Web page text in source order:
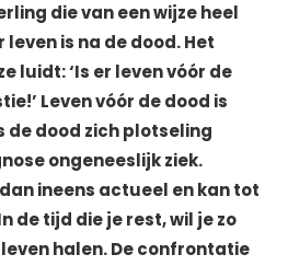
die van een wijze heel
is na de dood. Het
luidt: ‘Is er leven vóór de
Leven vóór de dood is
de dood zich plotseling
ongeneeslijk ziek.
ineens actueel en kan tot
de tijd die je rest, wil je zo
halen. De confrontatie